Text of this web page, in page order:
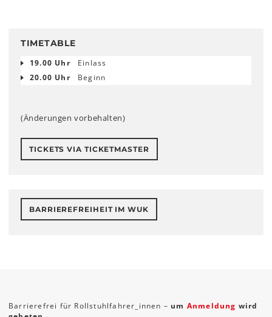
TIMETABLE
19.00 Uhr
Einlass
20.00 Uhr
Beginn
(Änderungen vorbehalten)
TICKETS VIA TICKETMASTER
BARRIEREFREIHEIT IM WUK
Barrierefrei für Rollstuhlfahrer_innen – um Anmeldung wird